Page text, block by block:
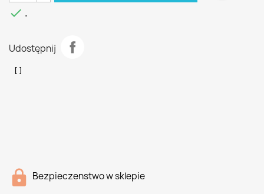
 .
Udostępnij
Bezpieczenstwo w sklepie